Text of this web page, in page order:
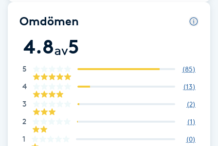
Brynplockning
Celluliter
Coachning
Color correction
Omdömen
4.8av5
5 (85)
4 (13)
3 (2)
2 (1)
1 (0)